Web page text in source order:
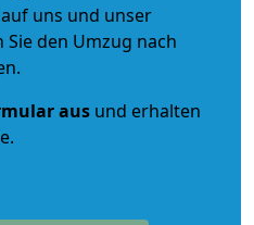
uns und unser
den Umzug nach
aus und erhalten